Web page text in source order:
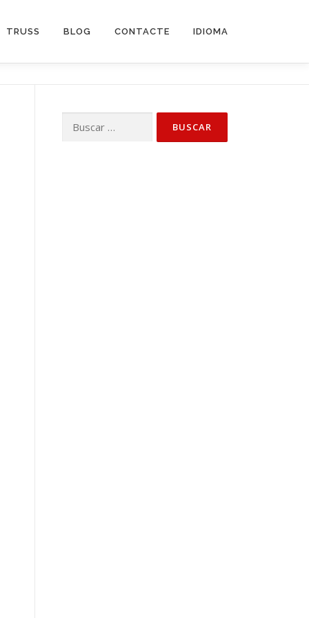
TRUSS BLOG CONTACTE IDIOMA